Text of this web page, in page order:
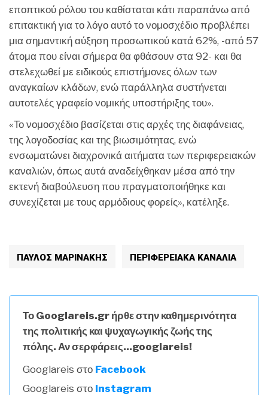
εποπτικού ρόλου του καθίσταται κάτι παραπάνω από
επιτακτική για το λόγο αυτό το νομοσχέδιο προβλέπει
μια σημαντική αύξηση προσωπικού κατά 62%, -από 57
άτομα που είναι σήμερα θα φθάσουν στα 92- και θα
στελεχωθεί με ειδικούς επιστήμονες όλων των
αναγκαίων κλάδων, ενώ παράλληλα συστήνεται
αυτοτελές γραφείο νομικής υποστήριξης του».
«Το νομοσχέδιο βασίζεται στις αρχές της διαφάνειας,
της λογοδοσίας και της βιωσιμότητας, ενώ
ενσωματώνει διαχρονικά αιτήματα των περιφερειακών
καναλιών, όπως αυτά αναδείχθηκαν μέσα από την
εκτενή διαβούλευση που πραγματοποιήθηκε και
συνεχίζεται με τους αρμόδιους φορείς», κατέληξε.
ΠΑΥΛΟΣ ΜΑΡΙΝΑΚΗΣ ΠΕΡΙΦΕΡΕΙΑΚΆ ΚΑΝΆΛΙΑ
Το Googlareis.gr ήρθε στην καθημερινότητα
της πολιτικής και ψυχαγωγικής ζωής της
πόλης. Αν σερφάρεις...googlareis!
Googlareis στο Facebook
Googlareis στο Instagram